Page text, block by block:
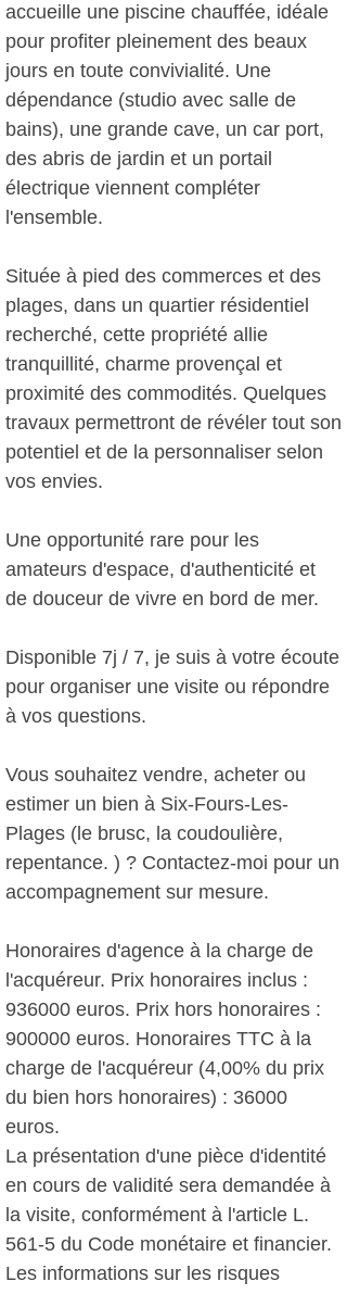
accueille une piscine chauffée, idéale
pour profiter pleinement des beaux
jours en toute convivialité. Une
dépendance (studio avec salle de
bains), une grande cave, un car port,
des abris de jardin et un portail
électrique viennent compléter
l'ensemble.
Située à pied des commerces et des
plages, dans un quartier résidentiel
recherché, cette propriété allie
tranquillité, charme provençal et
proximité des commodités. Quelques
travaux permettront de révéler tout son
potentiel et de la personnaliser selon
vos envies.
Une opportunité rare pour les
amateurs d'espace, d'authenticité et
de douceur de vivre en bord de mer.
Disponible 7j / 7, je suis à votre écoute
pour organiser une visite ou répondre
à vos questions.
Vous souhaitez vendre, acheter ou
estimer un bien à Six-Fours-Les-
Plages (le brusc, la coudoulière,
repentance. ) ? Contactez-moi pour un
accompagnement sur mesure.
Honoraires d'agence à la charge de
l'acquéreur. Prix honoraires inclus :
936000 euros. Prix hors honoraires :
900000 euros. Honoraires TTC à la
charge de l'acquéreur (4,00% du prix
du bien hors honoraires) : 36000
euros.
La présentation d'une pièce d'identité
en cours de validité sera demandée à
la visite, conformément à l'article L.
561-5 du Code monétaire et financier.
Les informations sur les risques